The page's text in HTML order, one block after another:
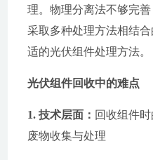
理。物理分离法不够完
采取多种处理方法相结
适的光伏组件处理方法。
光伏组件回收中的难点
1. 技术层面： 回收组件
废物收集与处理